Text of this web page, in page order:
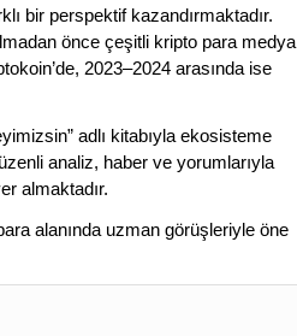
bir perspektif kazandırmaktadır.
önce çeşitli kripto para medya
2023–2024 arasında ise
adlı kitabıyla ekosisteme
analiz, haber ve yorumlarıyla
almaktadır.
alanında uzman görüşleriyle öne